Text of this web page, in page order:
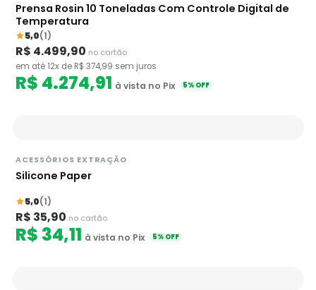
Prensa Rosin 10 Toneladas Com Controle Digital de
Temperatura
5,0(1)
R$ 4.499,90 no cartão
em até 12x de R$ 374,99 sem juros
R$ 4.274,91 à vista no Pix 5% OFF
ACESSÓRIOS EXTRAÇÃO
Silicone Paper
5,0(1)
R$ 35,90 no cartão
R$ 34,11 à vista no Pix 5% OFF